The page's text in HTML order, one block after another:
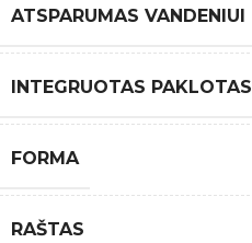
ATSPARUMAS VANDENIUI
INTEGRUOTAS PAKLOTAS
FORMA
RAŠTAS